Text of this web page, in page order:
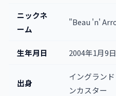
ニックネ
ーム
"Beau 'n'
生年月日 2004年1月9日
出身
イングラン
ンカスター